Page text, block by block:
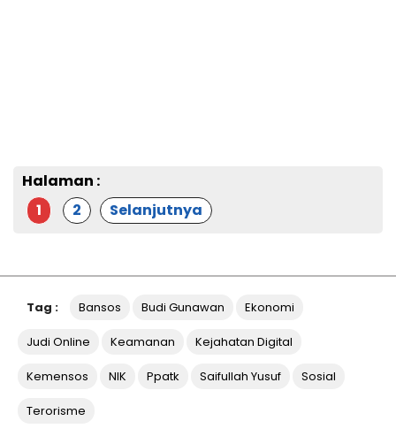
Halaman :
1
2 Selanjutnya
Tag : Bansos Budi Gunawan Ekonomi
Judi Online Keamanan Kejahatan Digital
Kemensos NIK Ppatk Saifullah Yusuf Sosial
Terorisme